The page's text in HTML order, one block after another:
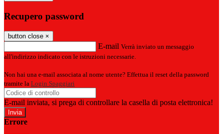
Recupero password
button close ×
E-mail Verrà inviato un messaggio
all'indirizzo indicato con le istruzioni necessarie.
Non hai una e-mail associata al nome utente? Effettua il reset della password
tramite la Login Spaggiari
E-mail inviata, si prega di controllare la casella di posta elettronica!
Errore